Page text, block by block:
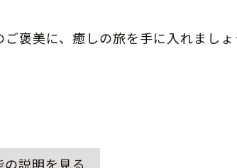
褒美に、癒しの旅を手に入れまし
説明を見る